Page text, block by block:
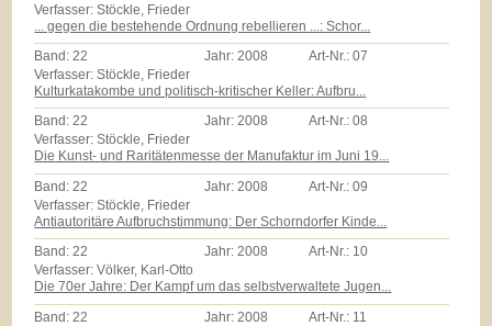
Verfasser: Stöckle, Frieder
... gegen die bestehende Ordnung rebellieren ...: Schor...
Band: 22 Jahr: 2008 Art-Nr.:07
Verfasser: Stöckle, Frieder
Kulturkatakombe und politisch-kritischer Keller: Aufbru...
Band:22 Jahr:2008 Art-Nr.:08
Verfasser: Stöckle, Frieder
Die Kunst- und Raritätenmesse der Manufaktur im Juni 19...
Band: 22 Jahr: 2008 Art-Nr.:09
Verfasser: Stöckle, Frieder
Antiautoritäre Aufbruchstimmung: Der Schorndorfer Kinde...
Band:22 Jahr:2008 Art-Nr.: 10
Verfasser: Völker, Karl-Otto
Die 70er Jahre: Der Kampf um das selbstverwaltete Jugen...
Band: 22 Jahr: 2008 Art-Nr.: 11